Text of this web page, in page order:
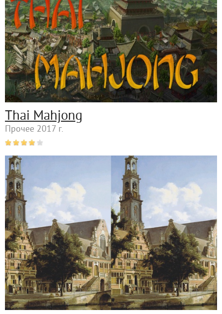
Thai Mahjong
Прочее 2017 г.